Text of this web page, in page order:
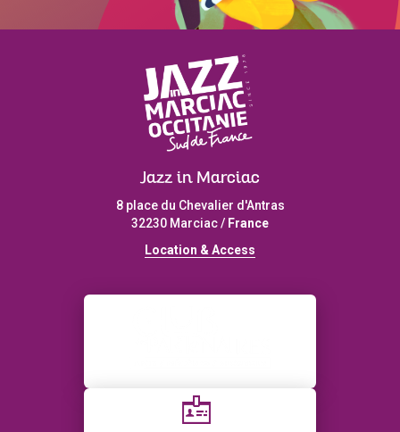
Jazz in Marciac
8 place du Chevalier d'Antras
32230 Marciac / France
Location & Access